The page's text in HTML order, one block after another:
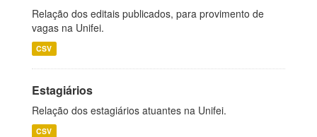
Relação dos editais publicados, para provimento de
vagas na Unifei.
CSV
Estagiários
Relação dos estagiários atuantes na Unifei.
CSV